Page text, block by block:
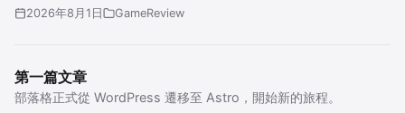
2026年8月1日 GameReview
第一篇文章
部落格正式從 WordPress 遷移至 Astro，開始新的旅程。